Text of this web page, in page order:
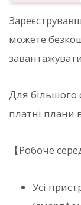
можете
Для більшого
платні плани
【Робоче
Усі